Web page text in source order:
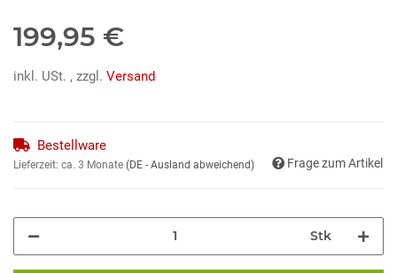
199,95 €
inkl. USt. , zzgl. Versand
Bestellware
Lieferzeit: ca. 3 Monate (DE - Ausland abweichend) Frage zum Artikel
Stk